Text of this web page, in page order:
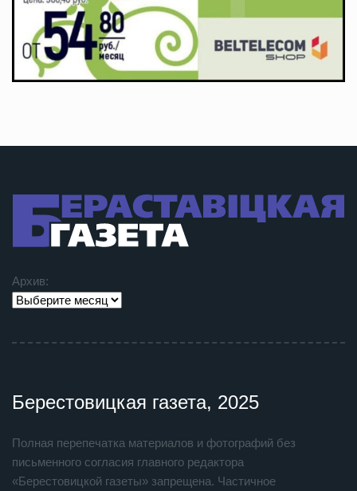
Архив:
Берестовицкая газета, 2025
Полная перепечатка материалов и фотографий без
письменного согласия главного редактора
«Берестовицкой газеты» запрещена. Частичное